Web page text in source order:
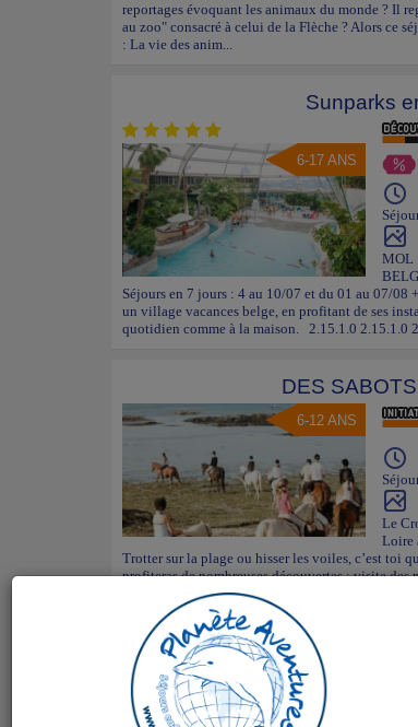
reportages évoquant les animaux du monde ? Il
au zoo" consacré à celui de la Flèche ? Alors ce
: La vie des anim...
Sunparks
6-17 ANS
MOL
Séjours en 7 jours : 4 au 10/07 et du 01 au 07/08
un village vacances belge, en profitant de ses
quotidien comme à la maison. 2.15.1.0 2.15.1.0
DES
6-12 ANS
Le
Loire
Trotter sur la plage ou hisser les voiles, c’est toi
profiteras de nombreuses découvertes : visite des
jeux et veillées entre copains. Et pour les
à quelques mè...